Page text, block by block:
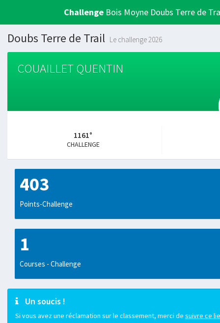
Challenge Bois Moyne Doubs Terre de
Doubs Terre de Trail Le challenge 2026
COUAILLET QUENTIN
1161°
CHALLENGE
403
Points-Challenge
1
Courses - Challenge
Un soucis !
Si vous avez une réclamation sur le classement, merci de suivre ce